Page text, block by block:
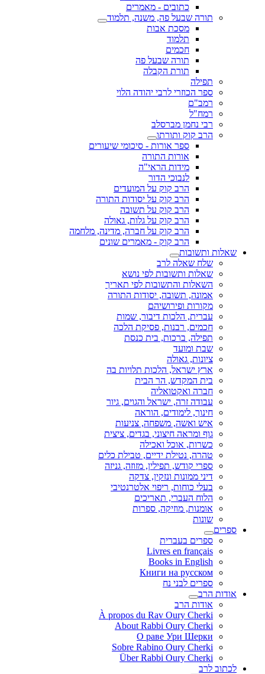
כתובים - מאמרים
תורה שבעל פה, משנה, תלמוד
מסכת אבות
תלמוד
חכמים
תורה שבעל פה
תורת הקבלה
תפילה
ספר הכוזרי לרבי יהודה הלוי
רמב"ם
רמח"ל
רבי נחמן מברסלב
הרב קוק ותורתו
ספר אורות - סיכומי שיעורים
אורות התורה
מידות הראי"ה
לנבוכי הדור
הרב קוק על המועדים
הרב קוק על יסודות התורה
הרב קוק על תשובה
הרב קוק על גלות, גאולה
הרב קוק על חברה, מדינה, מלחמה
הרב קוק - מאמרים שונים
שאלות ותשובות
שלח שאלה לרב
שאלות ותשובות לפי נושא
השאלות והתשובות לפי תאריך
אמונה, תשובה, יסודות התורה
מקורות ופירושיהם
עברית, הלכות דיבור, שמות
חכמים, רבנות, פסיקת הלכה
תפילה, ברכות, בית כנסת
שבת ומועד
ציונות, גאולה
ארץ ישראל, הלכות תלויות בה
בית המקדש, הר הבית
חברה ואקטואליה
עבודה זרה, ישראל והגוים, גיור
חינוך, לימודים, הוראה
איש ואשה, משפחה, צניעות
גוף ומראה חיצוני, בגדים, ציצית
כשרות, אוכל ואכילה
טהרה, נטילת ידיים, טבילת כלים
ספרי קודש, תפילין, מזוזה, גניזה
דיני ממונות ונזקין, צדקה
בעלי כוחות, ריפוי אלטרנטיבי
הלוח העברי, תאריכים
אומנות, מוזיקה, ספרות
שונות
ספרים
ספרים בעברית
Livres en français
Books in English
Книги на русском
ספרים לבני נח
אודות הרב
אודות הרב
À propos du Rav Oury Cherki
About Rabbi Oury Cherki
О раве Ури Шерки
Sobre Rabino Oury Cherki
Über Rabbi Oury Cherki
לכתוב לרב